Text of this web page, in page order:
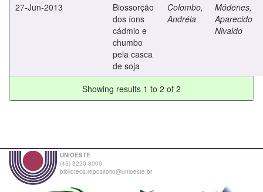
27-Jun-2013
Biossorção
dos íons
cádmio e
chumbo
pela casca
de soja
Colombo,
Andréia
Módenes,
Aparecido
Nivaldo
Showing results 1 to 2 of 2
UNIOESTE
(45) 3220-3000
biblioteca.repositorio@unioeste.br